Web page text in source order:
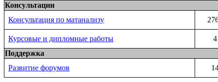
Консультации
Консультация по матанализу
Курсовые и дипломные работы
4
Поддержка
Развитие форумов